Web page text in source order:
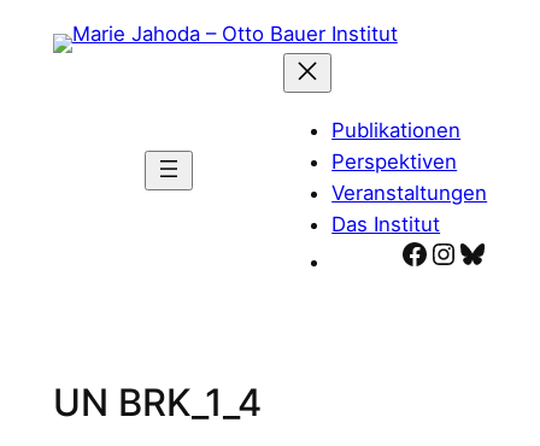
Inhalt
Publikationen
Perspektiven
Veranstaltungen
Das Institut
Facebook
UN BRK_1_4